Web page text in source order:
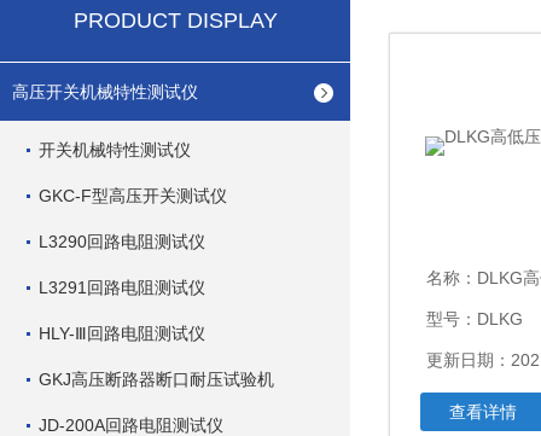
PRODUCT DISPLAY
高压开关机械特性测试仪
开关机械特性测试仪
GKC-F型高压开关测试仪
L3290回路电阻测试仪
L3291回路电阻测试仪
HLY-Ⅲ回路电阻测试仪
GKJ高压断路器断口耐压试验机
JD-200A回路电阻测试仪
名称： DLKG高
型号：DLKG
更新日期：
查看详情